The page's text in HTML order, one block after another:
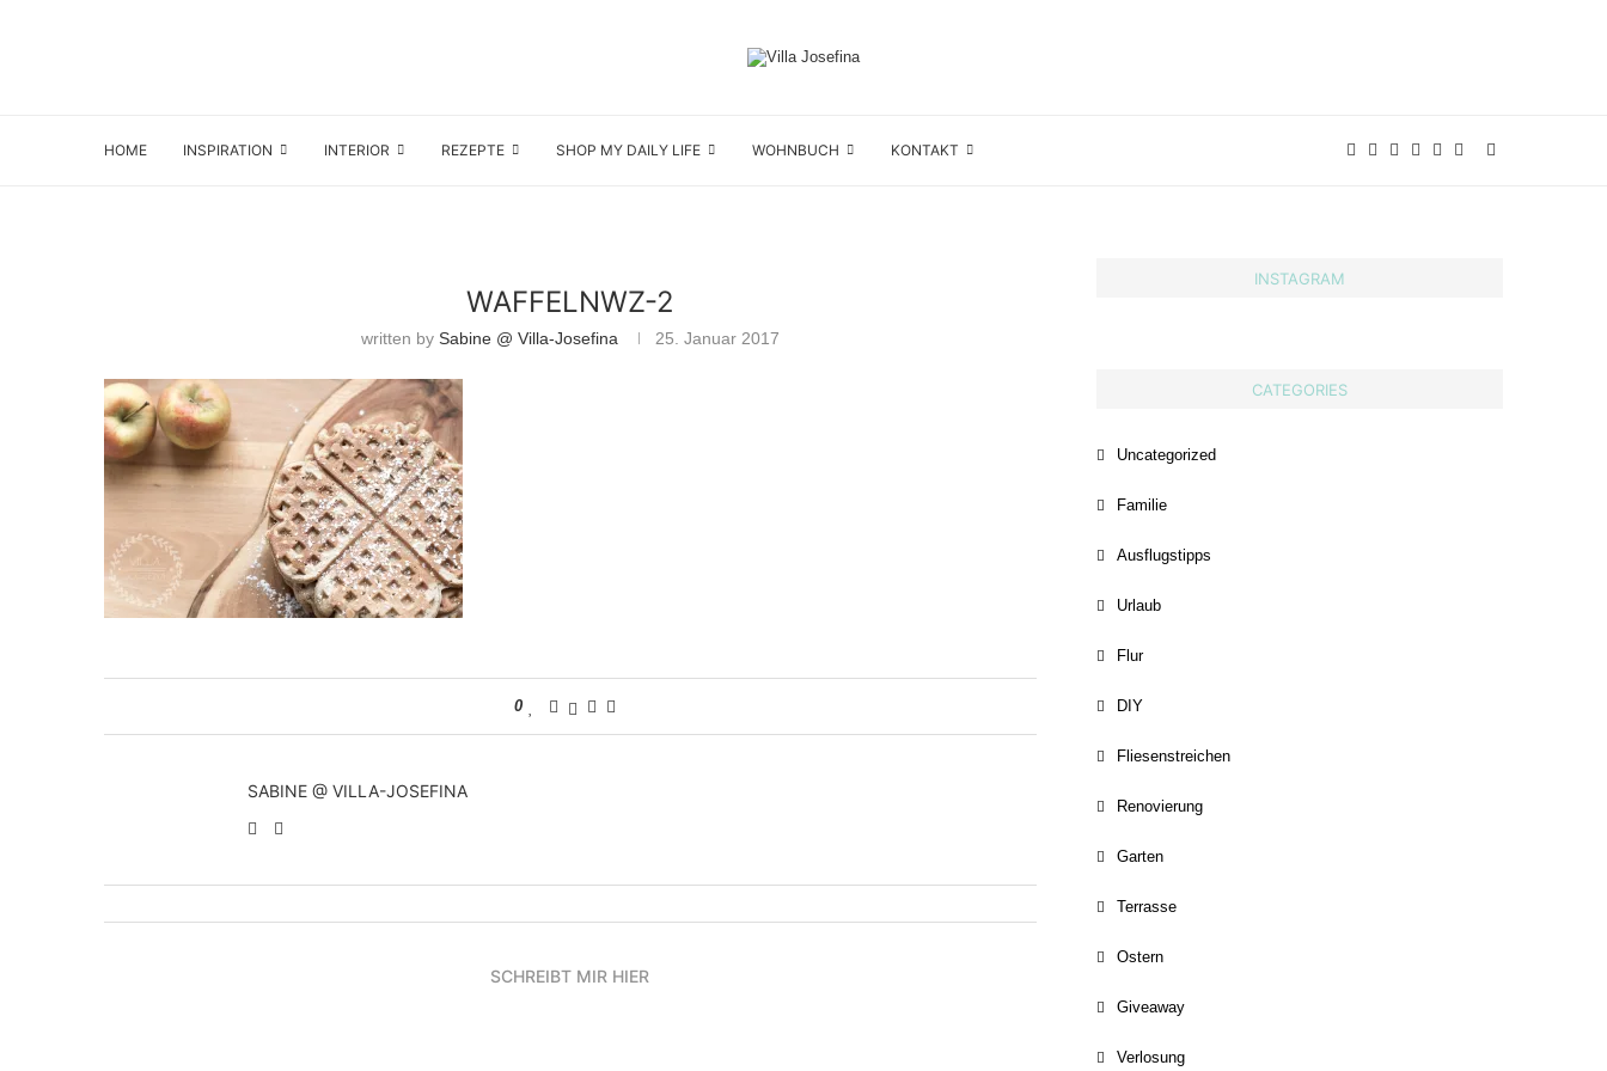
HOME INSPIRATION INTERIOR REZEPTE SHOP MY DAILY LIFE WOHNBUCH KONTAKT
WAFFELNWZ-2
written by Sabine @ Villa-Josefina 25. Januar 2017
0
SABINE @ VILLA-JOSEFINA
SCHREIBT MIR HIER
INSTAGRAM
CATEGORIES
Uncategorized
Familie
Ausflugstipps
Urlaub
Flur
DIY
Fliesenstreichen
Renovierung
Garten
Terrasse
Ostern
Giveaway
Verlosung